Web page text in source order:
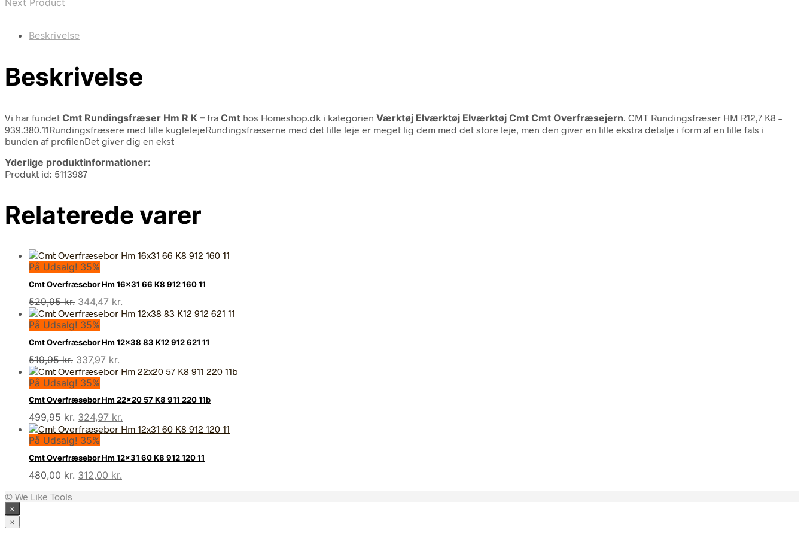
Beskrivelse
Beskrivelse
Vi har fundet Cmt Rundingsfræser Hm R K – fra Cmt hos Homeshop.dk i kategorien Værktøj Elværktøj Elværktøj Cmt Cmt Overfræsejern . CMT Rundingsfræser HM R12,7 K8 –
939.380.11Rundingsfræsere med lille kuglelejeRundingsfræserne med det lille leje er meget lig dem med det store leje, men den giver en lille ekstra detalje i form af en lille fals i
bunden af profilenDet giver dig en ekst
Yderlige produktinformationer:
Produkt id: 5113987
Relaterede varer
På Udsalg! 35%
Cmt Overfræsebor Hm 16×31 66 K8 912 160 11
529,95kr. Den
oprindelige
pris
var:
529,95 kr..
344,47 kr.
aktuelle
er:
344,47 kr..
På Udsalg! 35%
Cmt Overfræsebor Hm 12×38 83 K12 912 621 11
519,95kr. Den
oprindelige
pris
var:
519,95 kr..
337,97 kr.
aktuelle
er:
337,97 kr..
På Udsalg! 35%
Cmt Overfræsebor Hm 22×20 57 K8 911 220 11b
499,95kr. Den
oprindelige
pris
var:
499,95 kr..
324,97 kr.
aktuelle
er:
324,97 kr..
På Udsalg! 35%
Cmt Overfræsebor Hm 12×31 60 K8 912 120 11
480,00kr. Den
312,00 kr.
© We Like Tools
×
×